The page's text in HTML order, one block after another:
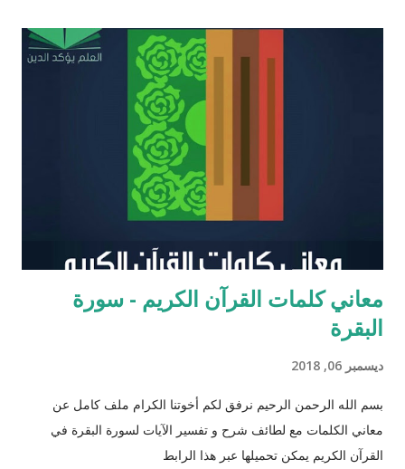
تعاليمها وطهر المجتمع اليهودي من الزواج المختلط، ولهذه الأسباب
يحتل عزرا الكاتب مكانه عاليه جداً في الإرث الديني اليهود وقصته
مذكوره في ( سفر عزرا ) في العهد القديم ونجد في ملاحق الشروحات
اليهوديه للمشناه والمعروفه باسم ( توسفتا ) תוספתא نجد رأياً يُزعم ان
عزرا الكاتب كان مستحقاً لان تتنزل عليه التوراه لولا ان موسى عليه
السلام سبقه ! כי ראויה הייתה התורה להינתן על י...
معاني كلمات القرآن الكريم - سورة
البقرة
ديسمبر 06, 2018
بسم الله الرحمن الرحيم نرفق لكم أخوتنا الكرام ملف كامل عن
معاني الكلمات مع لطائف شرح و تفسير الآيات لسورة البقرة في
القرآن الكريم يمكن تحميلها عبر هذا الرابط